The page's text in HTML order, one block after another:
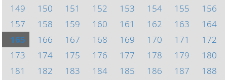
149
150 151 152 153 154 155
156
157
158 159 160 161 162 163
164
165
166 167 168 169 170 171
172
173
174 175 176 177 178 179
180
181
182 183 184 185 186 187
188